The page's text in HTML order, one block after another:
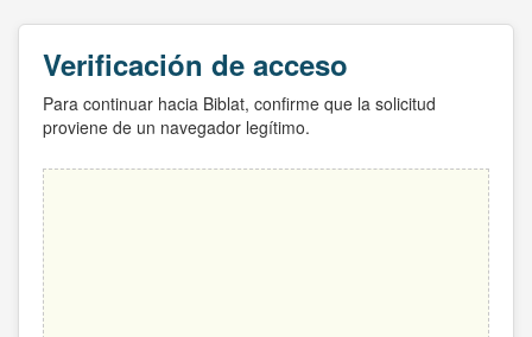
Verificación de acceso
Para continuar hacia Biblat, confirme que la solicitud
proviene de un navegador legítimo.